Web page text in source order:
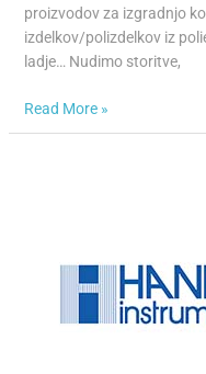
proizvodov za izgradnjo
izdelkov/polizdelkov iz
ladje… Nudimo storitve,
Read More »